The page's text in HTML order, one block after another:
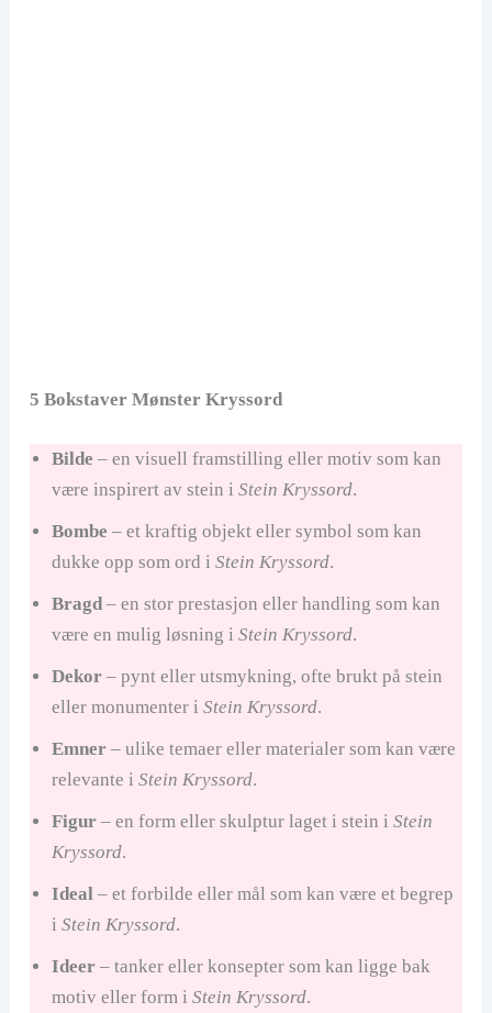
5 Bokstaver Mønster Kryssord
Bilde – en visuell framstilling eller motiv som kan
være inspirert av stein i Stein Kryssord.
Bombe – et kraftig objekt eller symbol som kan
dukke opp som ord i Stein Kryssord.
Bragd– en stor prestasjon eller handling som kan
være en mulig løsning i Stein Kryssord.
Dekor– pynt eller utsmykning, ofte brukt på stein
eller monumenter i Stein Kryssord.
Emner– ulike temaer eller materialer som kan være
relevante i Stein Kryssord.
Figur– en form eller skulptur laget i stein i Stein
Kryssord.
Ideal– et forbilde eller mål som kan være et begrep
i Stein Kryssord.
Ideer– tanker eller konsepter som kan ligge bak
motiv eller form i Stein Kryssord.